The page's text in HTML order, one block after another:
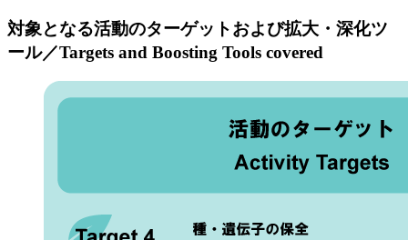
対象となる活動のターゲットおよび拡大・深化ツ
ール／Targets and Boosting Tools covered